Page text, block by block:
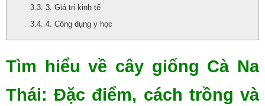
3. Giá trị kinh tế
4. Công dụng y học
Tìm hiểu về cây giống Cà Na
Thái: Đặc điểm, cách trồng và